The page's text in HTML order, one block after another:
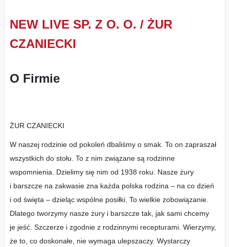
NEW LIVE SP. Z O. O. / ŻUR
CZANIECKI
O Firmie
ŻUR CZANIECKI
W naszej rodzinie od pokoleń dbaliśmy o smak. To on zapraszał
wszystkich do stołu. To z nim związane są rodzinne
wspomnienia. Dzielimy się nim od 1938 roku. Nasze żury
i barszcze na zakwasie zna każda polska rodzina – na co dzień
i od święta – dzieląc wspólne posiłki. To wielkie zobowiązanie.
Dlatego tworzymy nasze żury i barszcze tak, jak sami chcemy
je jeść. Szczerze i zgodnie z rodzinnymi recepturami. Wierzymy,
że to, co doskonałe, nie wymaga ulepszaczy. Wystarczy